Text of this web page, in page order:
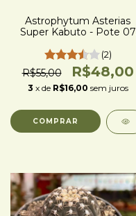
Astrophytum Asterias
Super Kabuto - Pote 07
(2)
R$55,00 R$48,00
3 x de R$16,00 sem juros